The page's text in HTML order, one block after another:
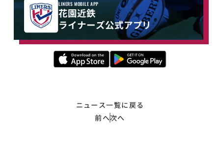
LINERS MOBILE APP
花園近鉄
ライナーズ公式アプリ
ニュース一覧に戻る
前へ次へ